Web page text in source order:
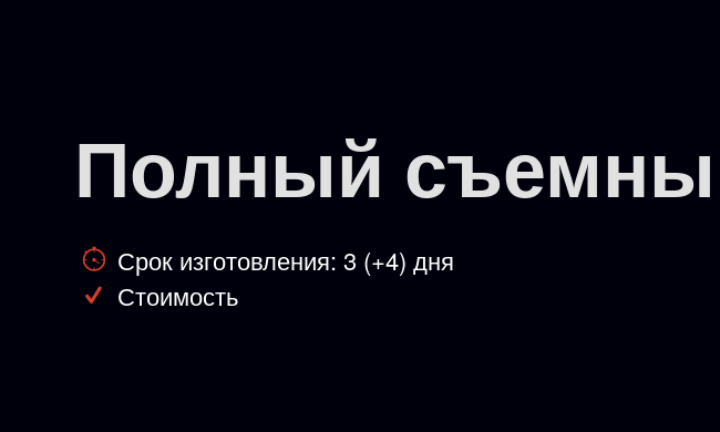
Полный
Срок изготовления: 3 (+4) дня
Стоимость